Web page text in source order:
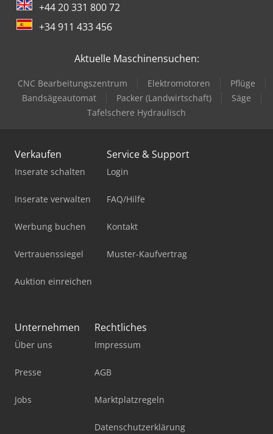
+44 20 331 800 72
+34 911 433 456
Aktuelle Maschinensuchen:
CNC Bearbeitungszentrum Elektromotoren
Pflüge
Bandsägeautomat
Packer (Landwirtschaft)
Säge
Tafelschere Hydraulisch
Verkaufen
Inserate schalten
Inserate verwalten
Werbung buchen
Vertrauenssiegel
Auktion einreichen
Service & Support
Login
FAQ/Hilfe
Kontakt
Muster-Kaufvertrag
Unternehmen
Über uns
Presse
Jobs
Rechtliches
Impressum
AGB
Marktplatzregeln
Datenschutzerklärung